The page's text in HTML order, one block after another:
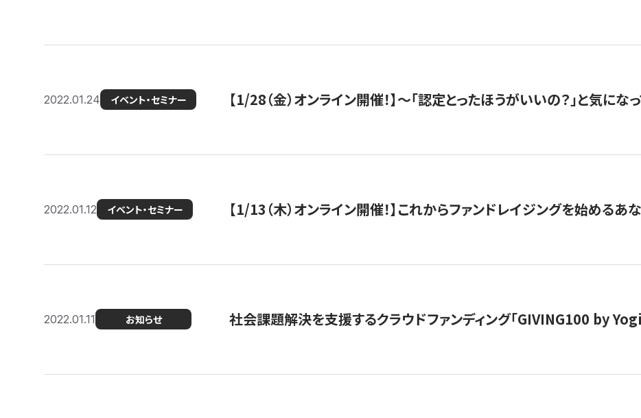
2022.01.24 イベント・セミナー 【1/28（金）オンライン開催！】〜「認定とったほうがいいの？」と気に
2022.01.12 イベント・セミナー 【1/13（木）オンライン開催！】これからファンドレイジングを始めるあ
2022.01.11 お知らせ 社会課題解決を支援するクラウドファンディング「GIVING100 by